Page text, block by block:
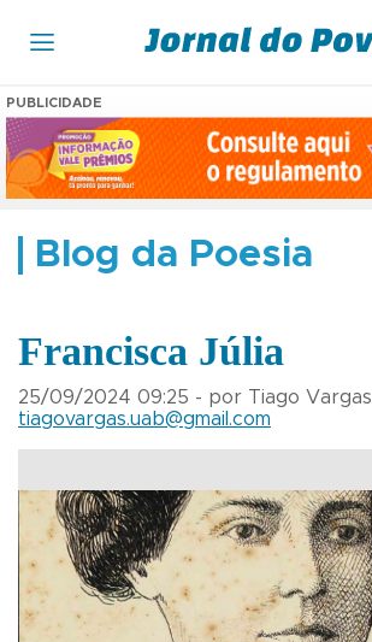
PUBLICIDADE
Blog da Poesia
Francisca Júlia
25/09/2024 09:25 - por Tiago Vargas
tiagovargas.uab@gmail.com